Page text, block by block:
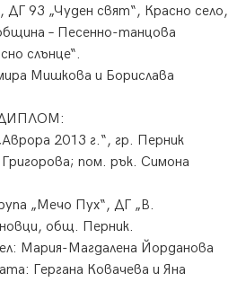
ДГ 93 „Чуден свят“, Красно село,
– Песенно-танцова
слънце“.
Мишкова и Борислава
ДИПЛОМ:
2013 г.“, гр. Перник
пом. рък. Симона
„Мечо Пух“, ДГ „В.
общ. Перник.
Мария-Магдалена Йорданова
Гергана Ковачева и Яна